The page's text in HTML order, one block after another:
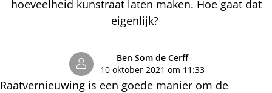
hoeveelheid kunstraat laten maken. Hoe gaat dat
eigenlijk?
Ben Som de Cerff
10 oktober 2021 om 11:33
Raatvernieuwing is een goede manier om de